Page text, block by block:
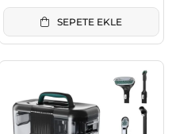
SEPETE EKLE